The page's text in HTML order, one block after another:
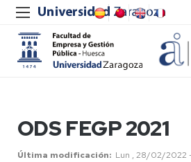
ODS FEGP 2021
Última modificación Lun , 28/02/2022